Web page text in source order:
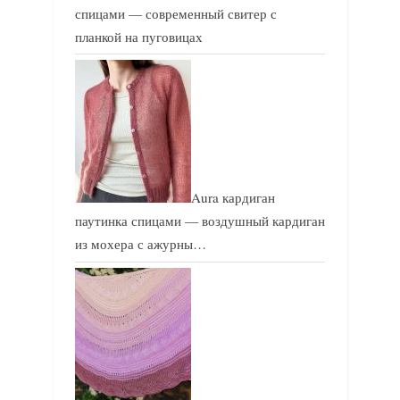
спицами — современный свитер с
планкой на пуговицах
Aura кардиган
паутинка спицами — воздушный кардиган
из мохера с ажурны…